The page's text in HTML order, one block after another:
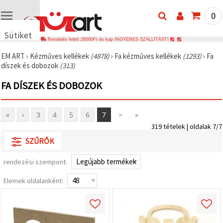
Sütiket
🍪 Cookie-
kat és
technológiákat
használunk
annak
érdekében,
hogy
biztosítsuk
megfelelő
működését,
Ön
élményét,
és az Ön
forgalmat,
0
Rendelés felett 26000Ft és kap INGYENES SZÁLLÍTÁST!
EM ART › Kézműves kellékek (4878)› Fa kézműves kellékek (1293)› Fa
díszek és dobozok (313)
FA DÍSZEK ÉS DOBOZOK
« ‹ 3 4 5 6 7 > »
319 tételek | oldalak 7/7
SZŰRŐK
rendezési szempont:
Elemek oldalanként: